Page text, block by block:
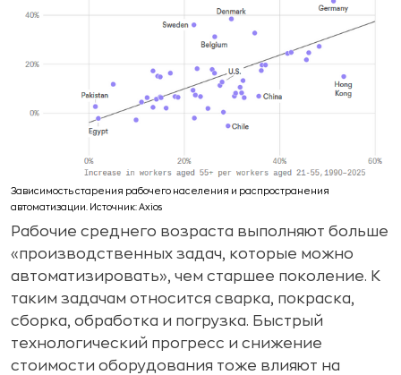
Зависимость старения рабочего населения и распространения
автоматизации. Источник: Axios
Рабочие среднего возраста выполняют больше
«производственных задач, которые можно
автоматизировать», чем старшее поколение. К
таким задачам относится сварка, покраска,
сборка, обработка и погрузка. Быстрый
технологический прогресс и снижение
стоимости оборудования тоже влияют на